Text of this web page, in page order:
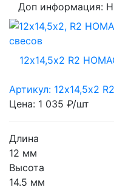
Доп информация:
12х14,5х2 R2
Артикул: 12х14,5х2
Цена: 1 035 ₽/шт
Длина
12 мм
Высота
14.5 мм